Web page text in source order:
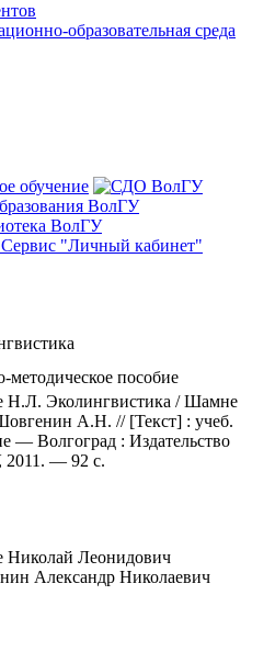
образовательная среда
обучение
ВолГУ
ВолГУ
Сервис "Личный кабинет"
методическое пособие
Эколингвистика / Шамне
А.Н. // [Текст] : учеб.
— Волгоград : Издательство
2011. — 92 с.
Леонидович
Александр Николаевич